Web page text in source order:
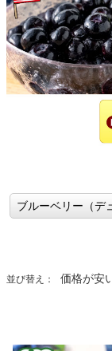
ブルーベリー（デ
並び替え 価格が安